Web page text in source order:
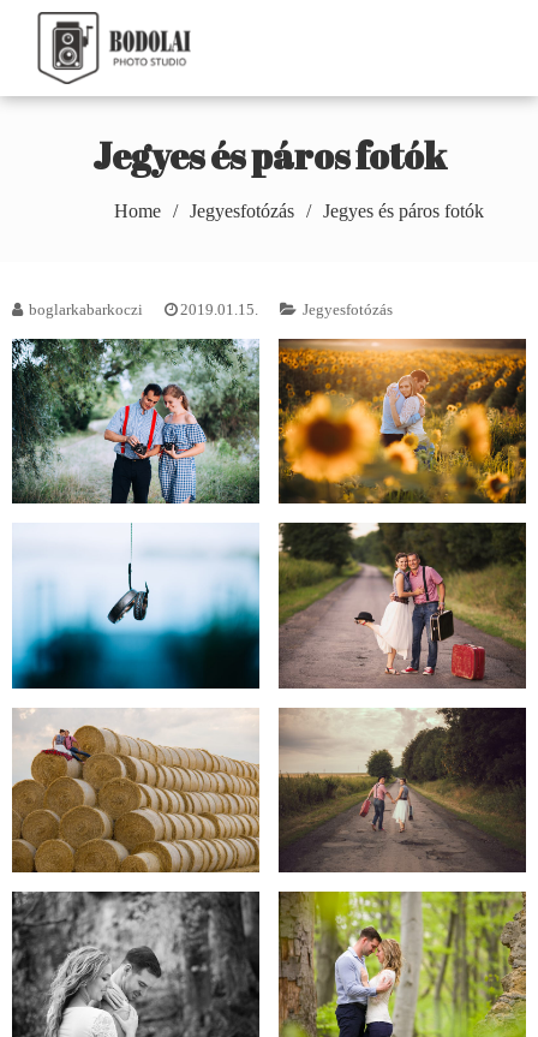
content
Photography
Jegyes és páros fotók
Home Jegyesfotózás Jegyes és páros fotók
boglarkabarkoczi 2019.01.15. Jegyesfotózás